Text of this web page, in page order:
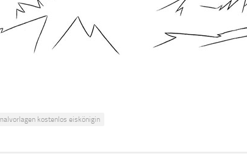
kostenlos eiskönigin